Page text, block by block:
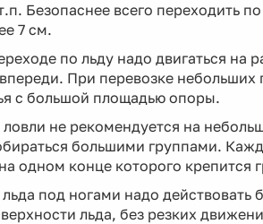
Безопаснее всего переходить
7 см.
по льду надо двигаться на
При перевозке небольших
с большой площадью опоры.
не рекомендуется на
большими группами.
одном конце которого крепится
под ногами надо
льда, без резких